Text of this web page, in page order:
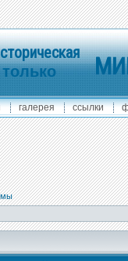
галерея ссылки